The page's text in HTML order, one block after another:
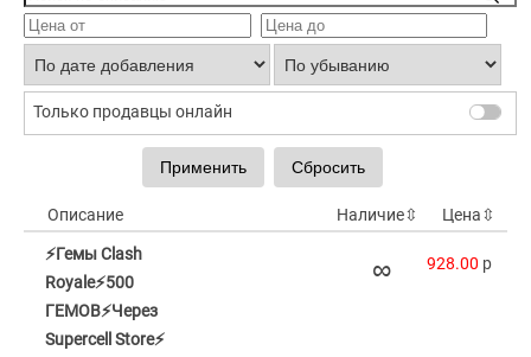
Только продавцы онлайн
Цена⇳
Наличие⇳
Описание
⚡Гемы Clash
Royale⚡500
ГЕМОВ⚡Через
Supercell Store⚡
∞ 928.00 p